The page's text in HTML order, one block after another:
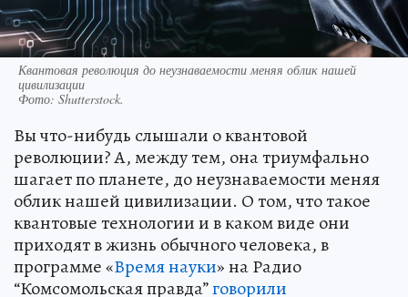
Квантовая революция до неузнаваемости меняя облик нашей
цивилизации
Фото: Shutterstock.
Вы что-нибудь слышали о квантовой
революции? А, между тем, она триумфально
шагает по планете, до неузнаваемости меняя
облик нашей цивилизации. О том, что такое
квантовые технологии и в каком виде они
приходят в жизнь обычного человека, в
программе «Время науки» на Радио
“Комсомольская правда”говорили